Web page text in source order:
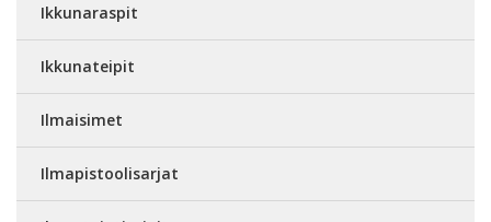
Ikkunaraspit
Ikkunateipit
Ilmaisimet
Ilmapistoolisarjat